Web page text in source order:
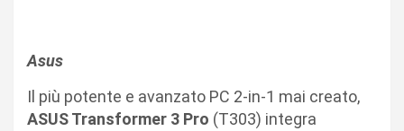
Asus
Il più potente e avanzato PC 2-in-1 mai creato,
ASUS Transformer 3 Pro (T303) integra